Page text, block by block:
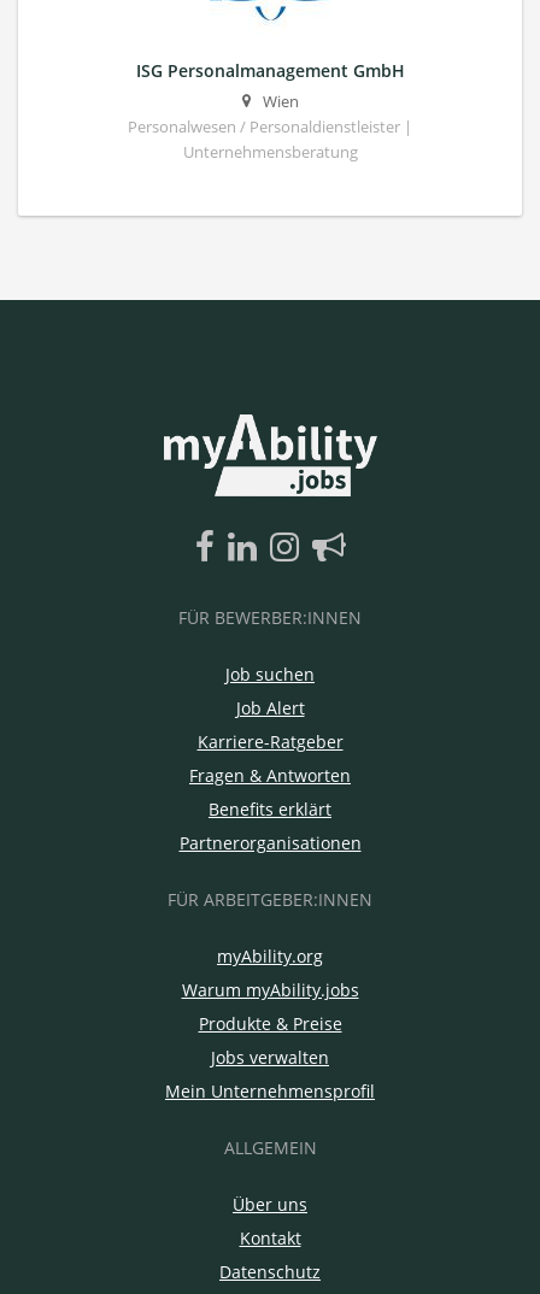
ISG Personalmanagement GmbH
Wien
Personalwesen / Personaldienstleister |
Unternehmensberatung
FÜR BEWERBER:INNEN
Job suchen
Job Alert
Karriere-Ratgeber
Fragen & Antworten
Benefits erklärt
Partnerorganisationen
FÜR ARBEITGEBER:INNEN
myAbility.org
Warum myAbility.jobs
Produkte & Preise
Jobs verwalten
Mein Unternehmensprofil
ALLGEMEIN
Über uns
Kontakt
Datenschutz